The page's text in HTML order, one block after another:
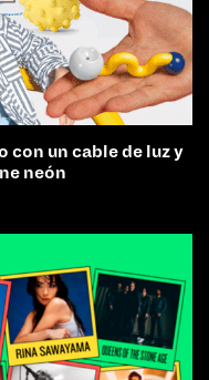
con un cable de luz y
neón